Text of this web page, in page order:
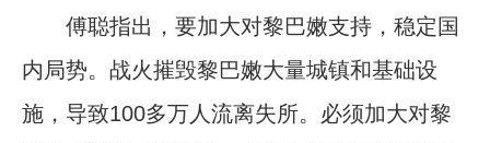
傅聪指出，要加大对黎巴嫩支持，稳定国
内局势。战火摧毁黎巴嫩大量城镇和基础设
施，导致100多万人流离失所。必须加大对黎